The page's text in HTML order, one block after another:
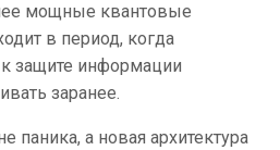
мощные квантовые
в период, когда
защите информации
заранее.
паника, а новая архитектура